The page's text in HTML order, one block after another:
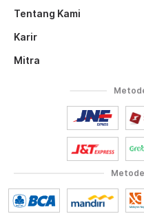
Tentang Kami
Karir
Mitra